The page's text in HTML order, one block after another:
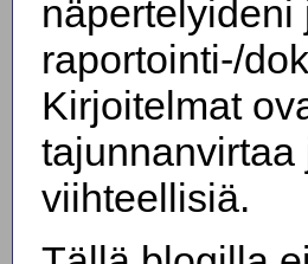
raportointi-/
Kirjoitelmat
viihteellisiä.